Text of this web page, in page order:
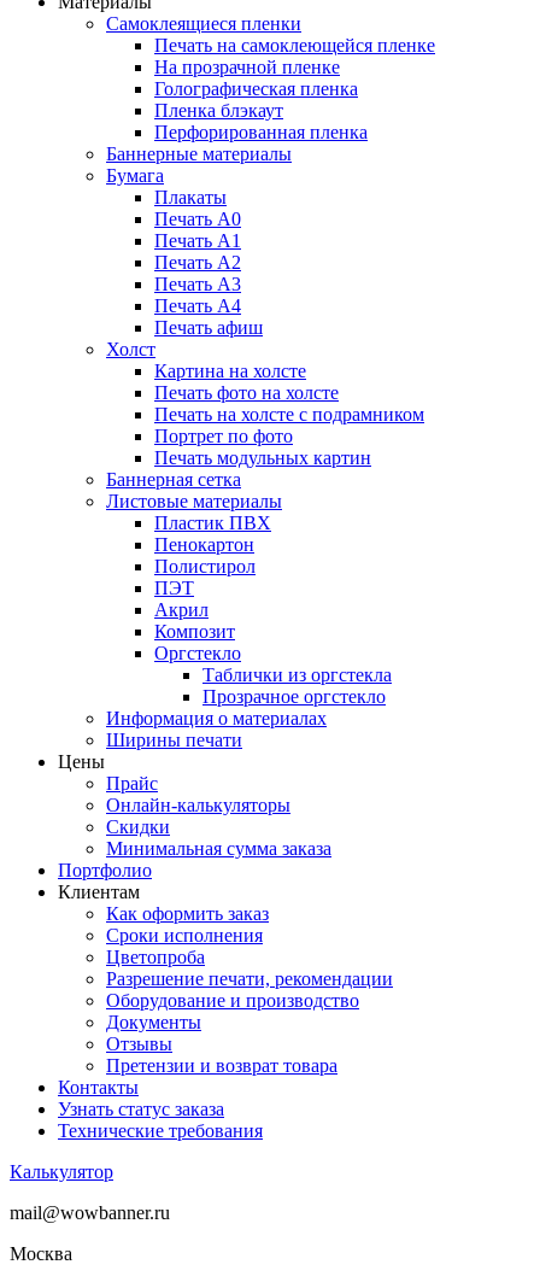
Самоклеящиеся пленки
Печать на самоклеющейся пленке
На прозрачной пленке
Голографическая пленка
Пленка блэкаут
Перфорированная пленка
Баннерные материалы
Бумага
Плакаты
Печать А0
Печать А1
Печать А2
Печать А3
Печать А4
Печать афиш
Холст
Картина на холсте
Печать фото на холсте
Печать на холсте с подрамником
Портрет по фото
Печать модульных картин
Баннерная сетка
Листовые материалы
Пластик ПВХ
Пенокартон
Полистирол
ПЭТ
Акрил
Композит
Оргстекло
Таблички из оргстекла
Прозрачное оргстекло
Информация о материалах
Ширины печати
Цены
Прайс
Онлайн-калькуляторы
Скидки
Минимальная сумма заказа
Портфолио
Клиентам
Как оформить заказ
Сроки исполнения
Цветопроба
Разрешение печати, рекомендации
Оборудование и производство
Документы
Отзывы
Претензии и возврат товара
Контакты
Узнать статус заказа
Технические требования
Калькулятор
mail@wowbanner.ru
Москва